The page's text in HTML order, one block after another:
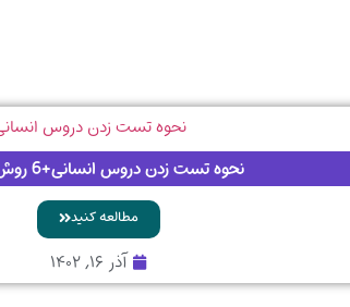
نحوه تست زدن دروس انسانی+6 روش عملی
مطالعه کنید
آذر ۱۶, ۱۴۰۲